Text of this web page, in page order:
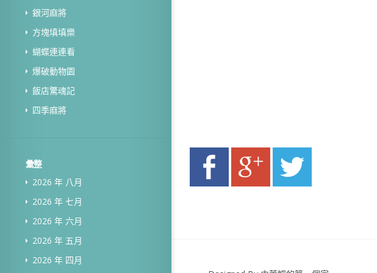
銀河麻將
方塊填填樂
蝴蝶連連看
爆破動物園
飯店驚魂記
四季麻將
彙整
2026 年 八月
2026 年 七月
2026 年 六月
2026 年 五月
2026 年 四月